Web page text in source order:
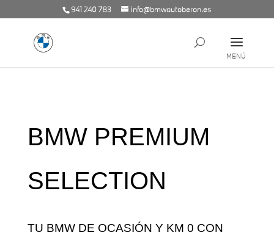
941 240 783 info@bmwautoberon.es
BMW PREMIUM
SELECTION
TU BMW DE OCASIÓN Y KM 0 CON